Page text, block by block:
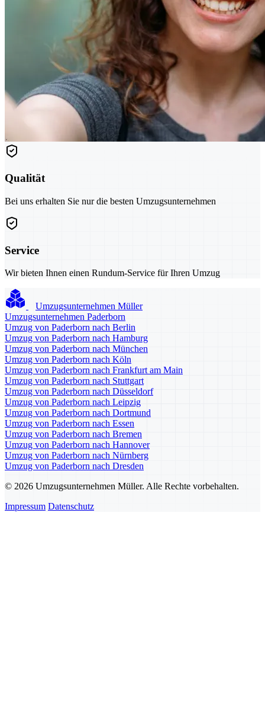
Qualität
Bei uns erhalten Sie nur die besten Umzugsunternehmen
Service
Wir bieten Ihnen einen Rundum-Service für Ihren Umzug
Umzugsunternehmen Müller
Umzugsunternehmen Paderborn
Umzug von Paderborn nach Berlin
Umzug von Paderborn nach Hamburg
Umzug von Paderborn nach München
Umzug von Paderborn nach Köln
Umzug von Paderborn nach Frankfurt am Main
Umzug von Paderborn nach Stuttgart
Umzug von Paderborn nach Düsseldorf
Umzug von Paderborn nach Leipzig
Umzug von Paderborn nach Dortmund
Umzug von Paderborn nach Essen
Umzug von Paderborn nach Bremen
Umzug von Paderborn nach Hannover
Umzug von Paderborn nach Nürnberg
Umzug von Paderborn nach Dresden
© 2026 Umzugsunternehmen Müller. Alle Rechte vorbehalten.
Impressum Datenschutz